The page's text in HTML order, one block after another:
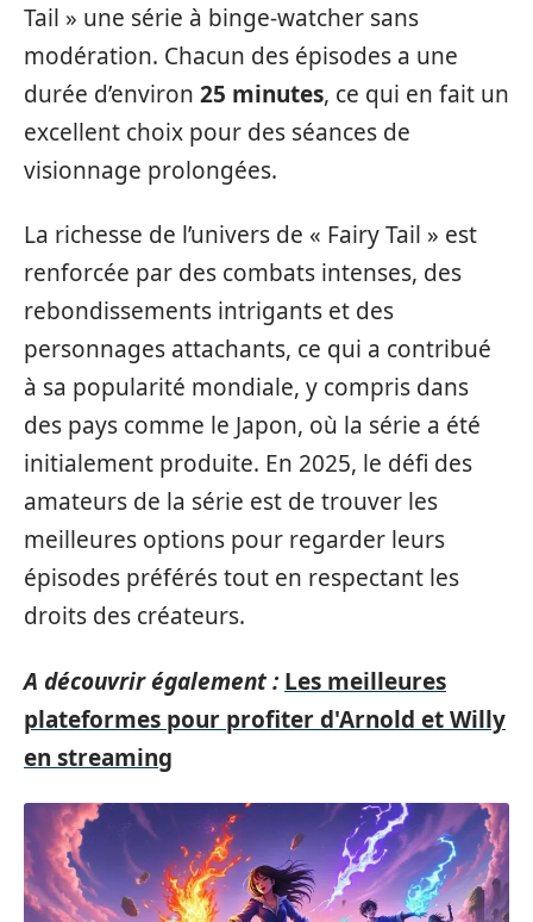
Tail » une série à binge-watcher sans
modération. Chacun des épisodes a une
durée d’environ 25 minutes, ce qui en fait un
excellent choix pour des séances de
visionnage prolongées.
La richesse de l’univers de « Fairy Tail » est
renforcée par des combats intenses, des
rebondissements intrigants et des
personnages attachants, ce qui a contribué
à sa popularité mondiale, y compris dans
des pays comme le Japon, où la série a été
initialement produite. En 2025, le défi des
amateurs de la série est de trouver les
meilleures options pour regarder leurs
épisodes préférés tout en respectant les
droits des créateurs.
A découvrir également : Les meilleures
plateformes pour profiter d'Arnold et Willy
en streaming